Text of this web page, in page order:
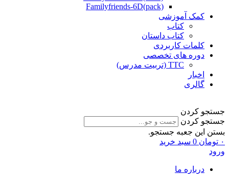
Familyfriends-6D(pack)
کمک آموزشی
کتاب
کتاب داستان
کلمات کاربردی
دوره های تخصصی
TTC (تربیت مدرس)
اخبار
گالری
جستجو کردن
جستجو کردن
بستن این جعبه جستجو.
۰ تومان 0 سبد خرید
ورود
درباره ما